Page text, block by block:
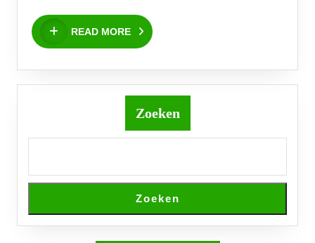
READ MORE
READ
MORE
Zoeken
Zoeken